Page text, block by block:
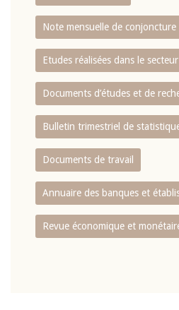
Note mensuelle de conjoncture
Etudes réalisées dans le
Documents d’études et de
Bulletin trimestriel de
Documents de travail
Annuaire des banques et
Revue économique et